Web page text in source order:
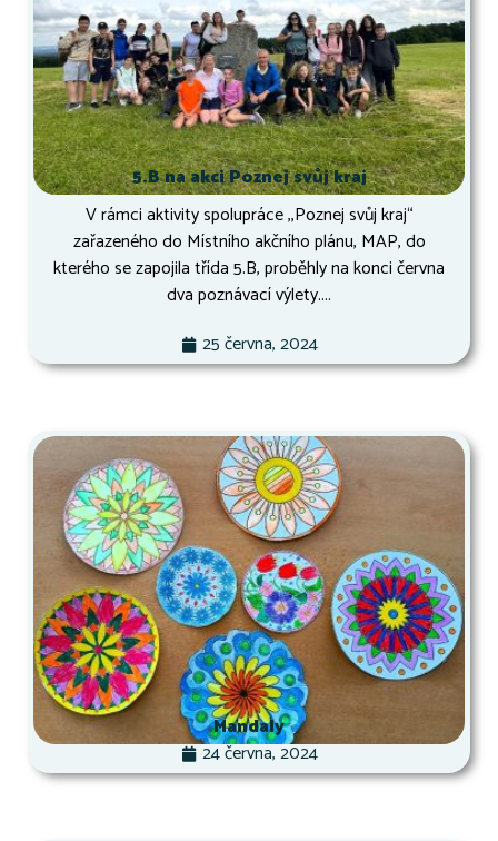
5.B na akci Poznej svůj kraj
V rámci aktivity spolupráce ,,Poznej svůj kraj“
zařazeného do Místního akčního plánu, MAP, do
kterého se zapojila třída 5.B, proběhly na konci června
dva poznávací výlety....
25 června, 2024
Mandaly
24 června, 2024